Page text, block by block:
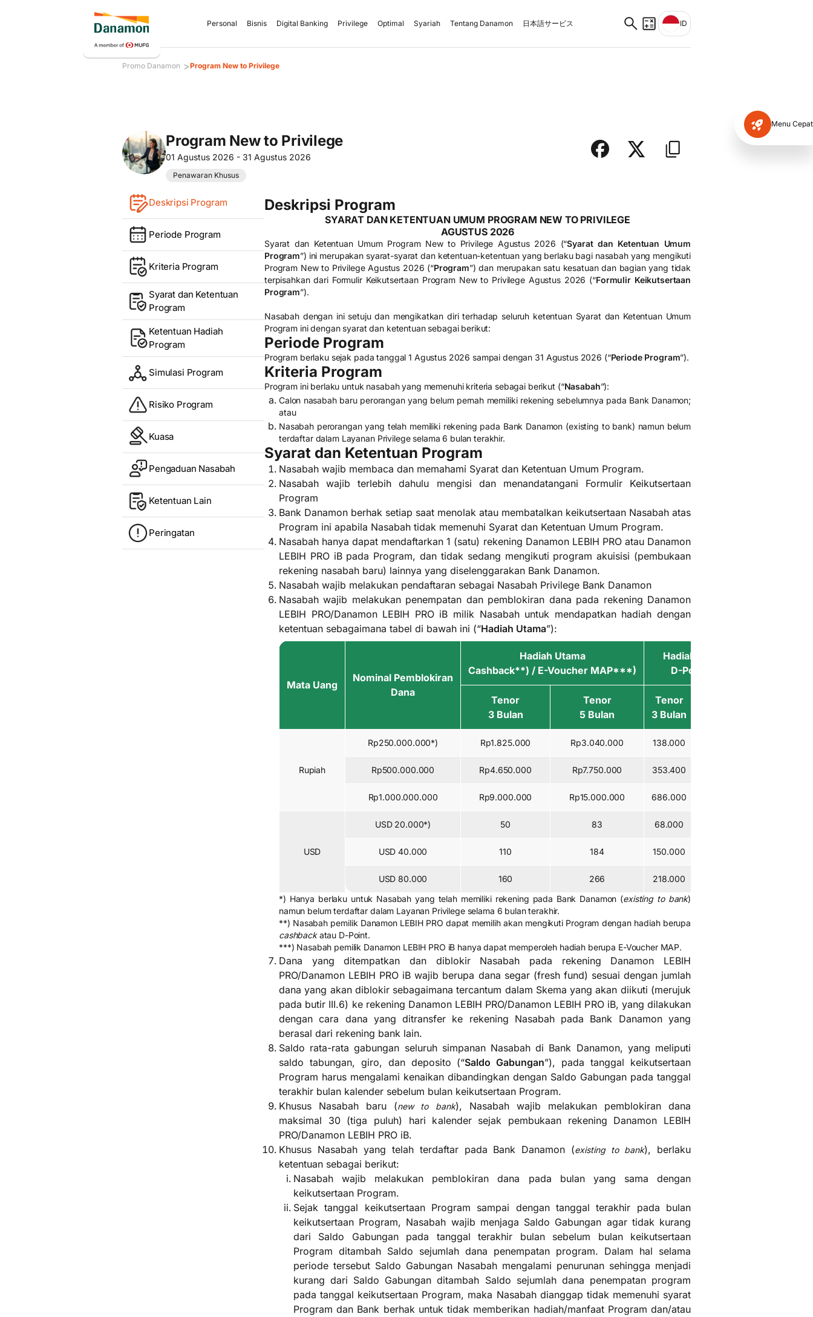
Personal Bisnis Digital Banking Privilege Optimal Syariah Tentang Danamon 日本語サービス ID
Promo Danamon >Program New to Privilege
Menu Cepat
Program New to Privilege
01 Agustus 2026 - 31 Agustus 2026
Penawaran Khusus
Deskripsi Program
Periode Program
Kriteria Program
Syarat dan Ketentuan
Program
Ketentuan Hadiah
Program
Simulasi Program
Risiko Program
Kuasa
Pengaduan Nasabah
Ketentuan Lain
Peringatan
Deskripsi Program
SYARAT DAN KETENTUAN UMUM PROGRAM NEW TO PRIVILEGE
AGUSTUS 2026
Syarat dan Ketentuan Umum Program New to Privilege Agustus 2026 (“Syarat dan Ketentuan Umum
Program”) ini merupakan syarat-syarat dan ketentuan-ketentuan yang berlaku bagi nasabah yang mengikuti
Program New to PrivilegeAgustus 2026 (“Program”) dan merupakan satu kesatuan dan bagian yang tidak
terpisahkan dari Formulir Keikutsertaan Program New to Privilege Agustus 2026 (“Formulir Keikutsertaan
Program”).
Nasabah dengan ini setuju dan mengikatkan diri terhadap seluruh ketentuan Syarat dan Ketentuan Umum
Program ini dengan syarat dan ketentuan sebagai berikut:
Periode Program
Program berlaku sejak pada tanggal 1 Agustus 2026 sampai dengan 31 Agustus 2026 (“Periode Program”).
Kriteria Program
Program ini berlaku untuk nasabah yang memenuhi kriteria sebagai berikut (“Nasabah”):
Calon nasabah baru perorangan yang belum pernah memiliki rekening sebelumnya pada Bank Danamon;
atau
Nasabah perorangan yang telah memiliki rekening pada Bank Danamon (existing to bank) namun belum
terdaftar dalam Layanan Privilege selama 6 bulan terakhir.
Syarat dan Ketentuan Program
Nasabah wajib membaca dan memahami Syarat dan Ketentuan Umum Program.
Nasabah wajib terlebih dahulu mengisi dan menandatangani Formulir Keikutsertaan
Program
Bank Danamon berhak setiap saat menolak atau membatalkan keikutsertaan Nasabah atas
Program ini apabila Nasabah tidak memenuhi Syarat dan Ketentuan Umum Program.
Nasabah hanya dapat mendaftarkan 1 (satu) rekening Danamon LEBIH PRO atau Danamon
LEBIH PRO iB pada Program, dan tidak sedang mengikuti program akuisisi (pembukaan
rekening nasabah baru) lainnya yang diselenggarakan Bank Danamon.
Nasabah wajib melakukan pendaftaran sebagai Nasabah Privilege Bank Danamon
Nasabah wajib melakukan penempatan dan pemblokiran dana pada rekening Danamon
LEBIH PRO/Danamon LEBIH PRO iB milik Nasabah untuk mendapatkan hadiah dengan
ketentuan sebagaimana tabel di bawah ini (“Hadiah Utama”):
Mata Uang
Nominal Pemblokiran
Dana
Hadiah Utama
Cashback**) / E-Voucher MAP***)
Hadiah Utama
D-Point**)
Tenor
3 Bulan
Tenor
5 Bulan
Tenor
3 Bulan
Rupiah
Rp250.000.000*) Rp1.825.000 Rp3.040.000 138.000
Rp500.000.000 Rp4.650.000 Rp7.750.000 353.400
Rp1.000.000.000 Rp9.000.000 Rp15.000.000 686.000
USD
USD 20.000*) 50 83 68.000
USD 40.000 110 184 150.000
USD 80.000 160 266 218.000
*) Hanya berlaku untuk Nasabah yang telah memiliki rekening pada Bank Danamon (existing to bank)
namun belum terdaftar dalam Layanan Privilege selama 6 bulan terakhir.
**) Nasabah pemilik Danamon LEBIH PRO dapat memilih akan mengikuti Program dengan hadiah berupa
cashbackatau D-Point.
***) Nasabah pemilik Danamon LEBIH PRO iB hanya dapat memperoleh hadiah berupa E-Voucher MAP.
Dana yang ditempatkan dan diblokir Nasabah pada rekening Danamon LEBIH
PRO/Danamon LEBIH PRO iB wajib berupa dana segar (fresh fund) sesuai dengan jumlah
dana yang akan diblokir sebagaimana tercantum dalam Skema yang akan diikuti (merujuk
pada butir III.6) ke rekening Danamon LEBIH PRO/Danamon LEBIH PRO iB, yang dilakukan
dengan cara dana yang ditransfer ke rekening Nasabah pada Bank Danamon yang
berasal dari rekening bank lain.
Saldo rata-rata gabungan seluruh simpanan Nasabah di Bank Danamon, yang meliputi
saldo tabungan, giro, dan deposito (“Saldo Gabungan”), pada tanggal keikutsertaan
Program harus mengalami kenaikan dibandingkan dengan Saldo Gabungan pada tanggal
terakhir bulan kalender sebelum bulan keikutsertaan Program.
Khusus Nasabah baru (new to bank), Nasabah wajib melakukan pemblokiran dana
maksimal 30 (tiga puluh) hari kalender sejak pembukaan rekening Danamon LEBIH
PRO/Danamon LEBIH PRO iB.
Khusus Nasabah yang telah terdaftar pada Bank Danamon (existing to bank), berlaku
ketentuan sebagai berikut:
Nasabah wajib melakukan pemblokiran dana pada bulan yang sama dengan
keikutsertaan Program.
Sejak tanggal keikutsertaan Program sampai dengan tanggal terakhir pada bulan
keikutsertaan Program, Nasabah wajib menjaga Saldo Gabungan agar tidak kurang
dari Saldo Gabungan pada tanggal terakhir bulan sebelum bulan keikutsertaan
Program ditambah Saldo sejumlah dana penempatan program. Dalam hal selama
periode tersebut Saldo Gabungan Nasabah mengalami penurunan sehingga menjadi
kurang dari Saldo Gabungan ditambah Saldo sejumlah dana penempatan program
pada tanggal keikutsertaan Program, maka Nasabah dianggap tidak memenuhi syarat
Program dan Bank berhak untuk tidak memberikan hadiah/manfaat Program dan/atau